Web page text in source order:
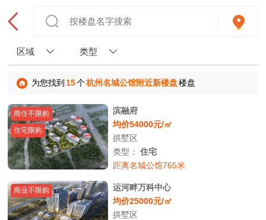
区域 类型
为您找到 15个杭州名城公馆附近新楼盘楼盘
商住不限购
住宅限购
滨融府
均价54000元/㎡
拱墅区
类型：住宅
距离名城公馆765米
商业不限购
运河畔万科中心
均价25000元/㎡
拱墅区